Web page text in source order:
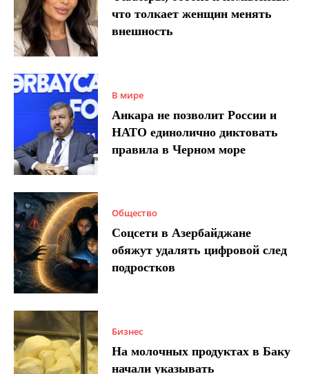
что толкает женщин менять
внешность
В мире
Анкара не позволит России и
НАТО единолично диктовать
правила в Черном море
Общество
Соцсети в Азербайджане
обяжут удалять цифровой след
подростков
Бизнес
На молочных продуктах в Баку
начали указывать